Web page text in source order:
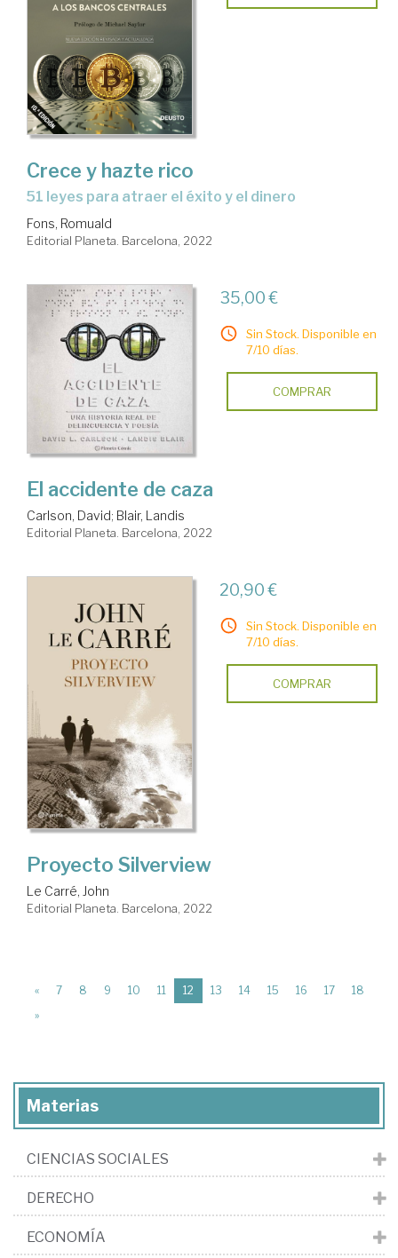
Crece y hazte rico
51 leyes para atraer el éxito y el dinero
Fons, Romuald
Editorial Planeta. Barcelona, 2022
35,00 €
Sin Stock. Disponible en
7/10 días.
COMPRAR
El accidente de caza
Carlson, David; Blair, Landis
Editorial Planeta. Barcelona, 2022
20,90 €
Sin Stock. Disponible en
7/10 días.
COMPRAR
Proyecto Silverview
Le Carré, John
Editorial Planeta. Barcelona, 2022
« 7 8 9 10 11 12 (current)
13 14 15 16 17
18
»
Materias
CIENCIAS SOCIALES
DERECHO
ECONOMÍA